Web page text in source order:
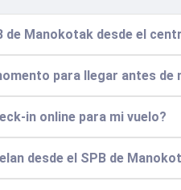
de Manokotak desde el
para llegar antes de
in online para mi vuelo?
desde el SPB de